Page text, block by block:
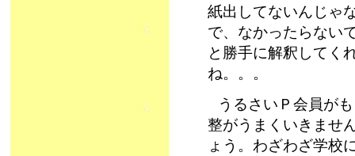
紙出してないんじゃ
で、なかったらない
と勝手に解釈してく
ね。。。
うるさいＰ会員が
整がうまくいきませ
ょう。わざわざ学校